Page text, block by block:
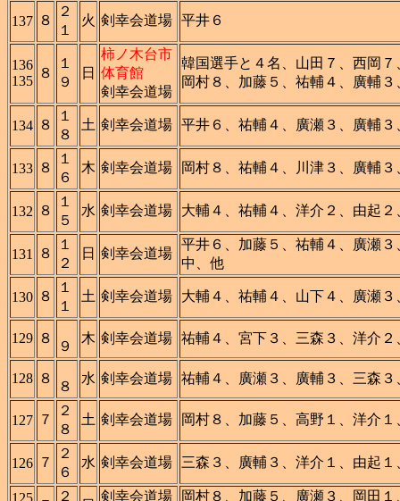
137 ８
２
１
火 剣幸会道場 平井６
136
135
８
１
９
日
柿ノ木台市
体育館
剣幸会道場
韓国選手と４名、山田７、西岡
岡村８、加藤５、祐輔４、廣輔
134 ８
１
８
土 剣幸会道場 平井６、祐輔４、廣瀬３、廣輔
133 ８
１
６
木 剣幸会道場 岡村８、祐輔４、川津３、廣輔
132 ８
１
５
水 剣幸会道場 大輔４、祐輔４、洋介２、由起
131 ８
１
２
日 剣幸会道場
平井６、加藤５、祐輔４、廣瀬
中、他
130 ８
１
１
土 剣幸会道場 大輔４、祐輔４、山下４、廣瀬
129 ８
９
木 剣幸会道場 祐輔４、宮下３、三森３、洋介
128 ８
８
水 剣幸会道場 祐輔４、廣瀬３、廣輔３、三森
127 ７
２
８
土 剣幸会道場 岡村８、加藤５、高野１、洋介
126 ７
２
６
水 剣幸会道場 三森３、廣輔３、洋介１、由起１
125 ２ 剣幸会道場 岡村８、加藤５、廣瀬３、岡田